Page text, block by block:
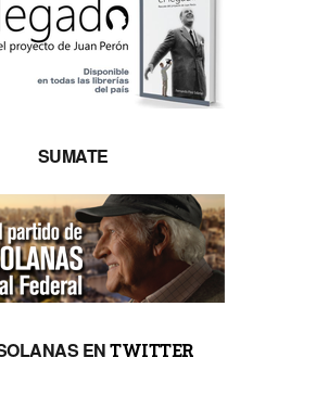
SUMATE
ENTWITTER